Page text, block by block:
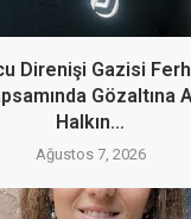
Direnişi Gazisi
Gözaltına
Halkın...
Ağustos 7, 2026